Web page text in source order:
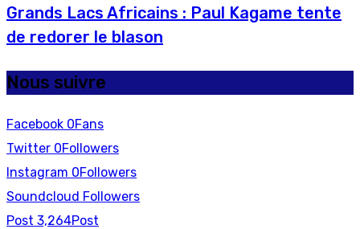
Grands Lacs Africains : Paul Kagame tente
de redorer le blason
Nous suivre
Facebook 0Fans
Twitter 0Followers
Instagram 0Followers
Soundcloud Followers
Post 3,264Post